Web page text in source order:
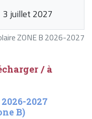
ZONE B 2026-2027
3 juillet 2027
/ à
2027
B)